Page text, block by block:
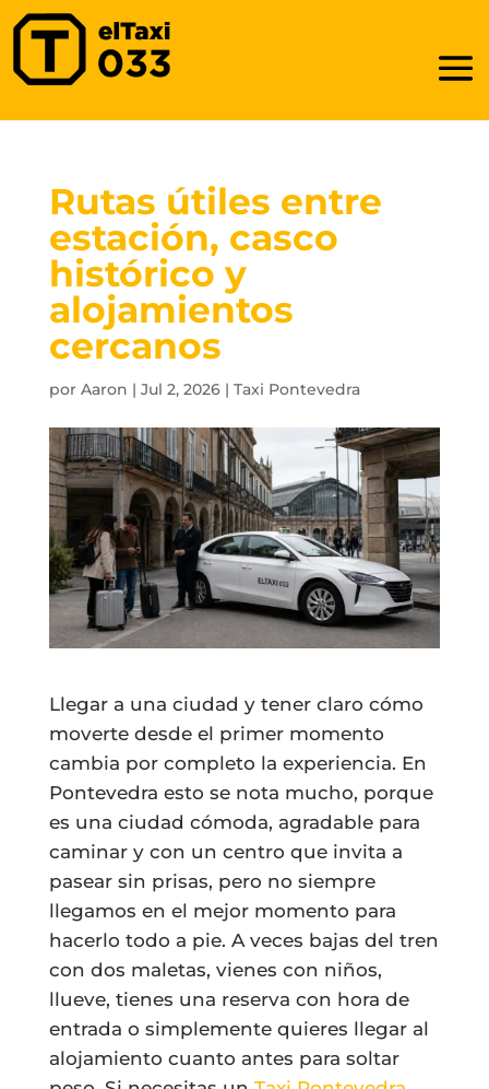
Rutas útiles entre
estación, casco
histórico y
alojamientos
cercanos
por Aaron | Jul 2, 2026| Taxi Pontevedra
Llegar a una ciudad y tener claro cómo
moverte desde el primer momento
cambia por completo la experiencia. En
Pontevedra esto se nota mucho, porque
es una ciudad cómoda, agradable para
caminar y con un centro que invita a
pasear sin prisas, pero no siempre
llegamos en el mejor momento para
hacerlo todo a pie. A veces bajas del tren
con dos maletas, vienes con niños,
llueve, tienes una reserva con hora de
entrada o simplemente quieres llegar al
alojamiento cuanto antes para soltar